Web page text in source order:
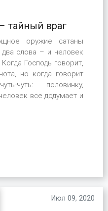
тайный враг
оружие сатаны
слова – и человек
Господь говорит,
но когда говорит
чуть: половинку,
все додумает и
Июл 09, 2020